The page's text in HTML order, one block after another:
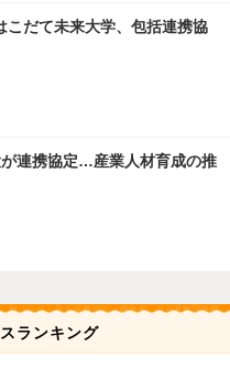
こだて未来大学、包括連携協
連携協定…産業人材育成の推
ランキング